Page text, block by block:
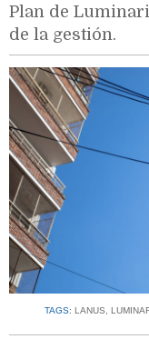
Plan de
de la gestión.
TAGS: LANUS,